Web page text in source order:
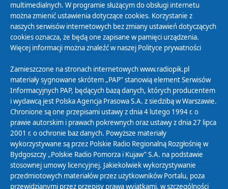
Polityka Prywatności
Zasady korzystania z Serwisu
Organizacje Pożytku Publicznego
Cyfryzacja DAB+
Polityka ochrony danych osobowych
Abonament
Zamówienia publiczne
Biuletyn Informacji Publicznej
multimedialnych. W programie służącym do obsługi internetu
można zmienić ustawienia dotyczące cookies. Korzystanie z
naszych serwisów internetowych bez zmiany ustawień dotyczących
cookies oznacza, że będą one zapisane w pamięci urządzenia.
Więcej informacji można znaleźć w naszej Polityce prywatności
Zamieszczone na stronach internetowych www.radiopik.pl
materiały sygnowane skrótem „PAP” stanowią element Serwisów
Informacyjnych PAP, będących bazą danych, których producentem
i wydawcą jest Polska Agencja Prasowa S.A. z siedzibą w Warszawie.
Chronione są one przepisami ustawy z dnia 4 lutego 1994 r. o
prawie autorskim i prawach pokrewnych oraz ustawy z dnia 27 lipca
2001 r. o ochronie baz danych. Powyższe materiały
wykorzystywane są przez Polskie Radio Regionalną Rozgłośnię w
Bydgoszczy „Polskie Radio Pomorza i Kujaw” S.A. na podstawie
stosownej umowy licencyjnej. Jakiekolwiek wykorzystywanie
przedmiotowych materiałów przez użytkowników Portalu, poza
przewidzianymi przez przepisy prawa wyjątkami, w szczególności